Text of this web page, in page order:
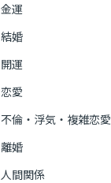
金運
結婚
開運
恋愛
不倫・浮気・複雑恋愛
離婚
人間関係